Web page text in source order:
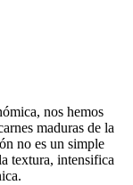
nos hemos
maduras de la
no es un simple
textura, intensifica